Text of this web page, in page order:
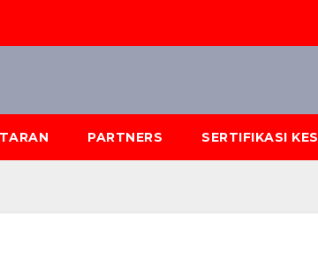
PARTNERS SERTIFIKASI